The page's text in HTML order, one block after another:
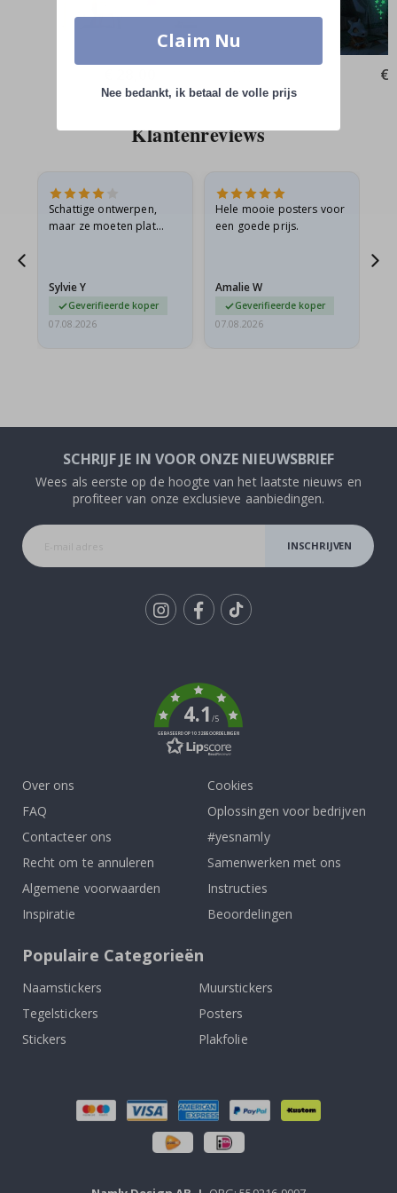
€
Klantenreviews
Schattige ontwerpen,
maar ze moeten plat
beetje…
Sylvie Y
Geverifieerde koper
07.08.2026
Hele mooie posters voor
een goede prijs.
Amalie W
Geverifieerde koper
07.08.2026
SCHRIJF JE IN VOOR ONZE NIEUWSBRIEF
Wees als eerste op de hoogte van het laatste nieuws en
profiteer van onze exclusieve aanbiedingen.
INSCHRIJVEN
4.1/5
GEBASEERD OP 1032 BEOORDELINGEN
Over ons
FAQ
Contacteer ons
Recht om te annuleren
Algemene voorwaarden
Inspiratie
Cookies
Oplossingen voor bedrijven
#yesnamly
Samenwerken met ons
Instructies
Beoordelingen
Populaire Categorieën
Naamstickers
Muurstickers
Tegelstickers
Posters
Stickers
Plakfolie
Claim Nu
Nee bedankt, ik betaal de volle prijs